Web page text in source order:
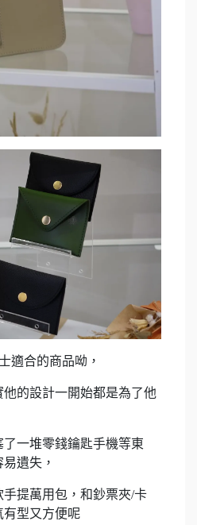
適合的商品呦，
的設計一開始都是為了他
一堆零錢鑰匙手機等東
遺失，
提萬用包，和鈔票夾/卡
有型又方便呢